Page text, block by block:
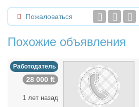
Пожаловаться
Похожие объявления
Работодатель
28 000 ₶
1 лет назад